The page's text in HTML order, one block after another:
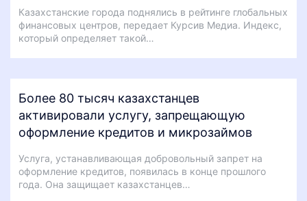
Казахстанские города поднялись в рейтинге глобальных
финансовых центров, передает Курсив Медиа. Индекс,
который определяет такой…
Более 80 тысяч казахстанцев
активировали услугу, запрещающую
оформление кредитов и микрозаймов
Услуга, устанавливающая добровольный запрет на
оформление кредитов, появилась в конце прошлого
года. Она защищает казахстанцев…